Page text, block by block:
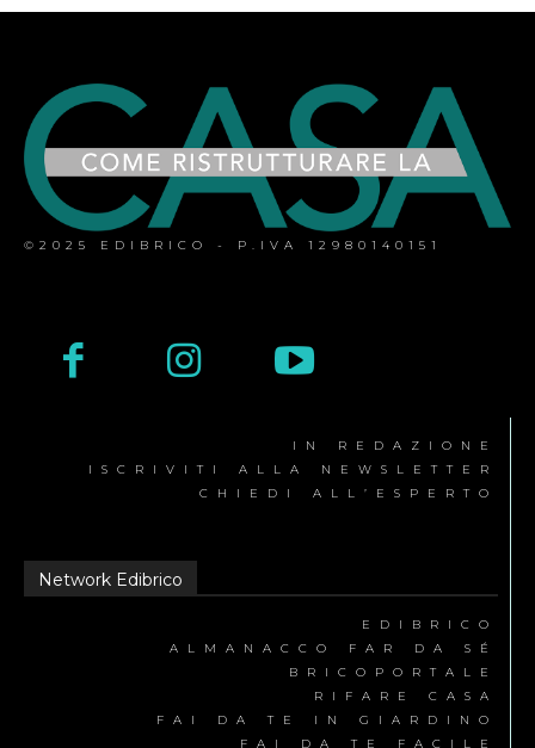
©2025 EDIBRICO - P.IVA 12980140151
IN REDAZIONE
ISCRIVITI ALLA NEWSLETTER
CHIEDI ALL’ESPERTO
Network Edibrico
EDIBRICO
ALMANACCO FAR DA SÉ
BRICOPORTALE
RIFARE CASA
FAI DA TE IN GIARDINO
FAI DA TE FACILE